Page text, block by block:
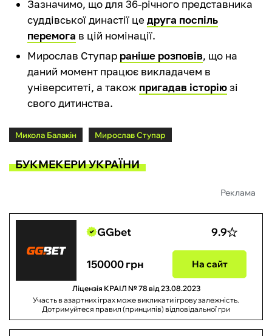
Зазначимо, що для 36-річного представника
суддівської династії це друга поспіль
перемога в цій номінації.
Мирослав Ступар раніше розповів, що на
даний момент працює викладачем в
університеті, а також пригадав історіюзі
свого дитинства.
Микола Балакін Мирослав Ступар
БУКМЕКЕРИ УКРАЇНИ
Реклама
GGbet 9.9
150000 грн На сайт
Ліцензія КРАІЛ № 78 від 23.08.2023
Участь в азартних іграх може викликати ігрову залежність.
Дотримуйтеся правил (принципів) відповідальної гри